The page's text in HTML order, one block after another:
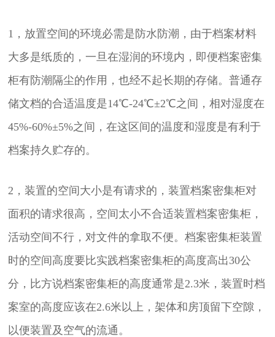
1，放置空间的环境必需是防水防潮，由于档案材料
大多是纸质的，一旦在湿润的环境内，即便档案密集
柜有防潮隔尘的作用，也经不起长期的存储。普通存
储文档的合适温度是14℃-24℃±2℃之间，相对湿度在
45%-60%±5%之间，在这区间的温度和湿度是有利于
档案持久贮存的。
2，装置的空间大小是有请求的，装置档案密集柜对
面积的请求很高，空间太小不合适装置档案密集柜，
活动空间不行，对文件的拿取不便。档案密集柜装置
时的空间高度要比实践档案密集柜的高度高出30公
分，比方说档案密集柜的高度通常是2.3米，装置时档
案室的高度应该在2.6米以上，架体和房顶留下空隙，
以便装置及空气的流通。